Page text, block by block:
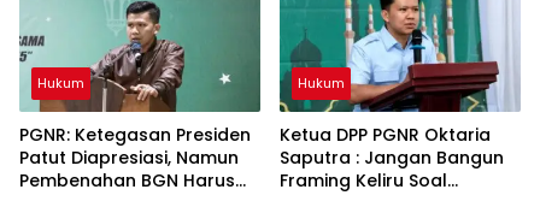
Hukum
PGNR: Ketegasan Presiden
Patut Diapresiasi, Namun
Pembenahan BGN Harus
Hukum
Ketua DPP PGNR Oktaria
Saputra : Jangan Bangun
Framing Keliru Soal